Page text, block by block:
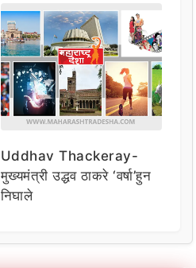
Uddhav Thackeray-
मुख्यमंत्री उद्धव ठाकरे ‘वर्षा’हुन
निघाले